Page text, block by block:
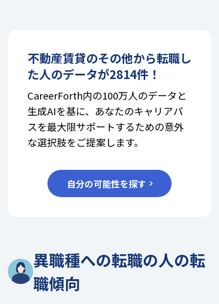
不動産賃貸のその他から転職し
た人のデータが2814件！
CareerForth内の100万人のデータと
生成AIを基に、あなたのキャリアパ
スを最大限サポートするための意外
な選択肢をご提案します。
自分の可能性を探す
異職種への転職の人の転
職傾向